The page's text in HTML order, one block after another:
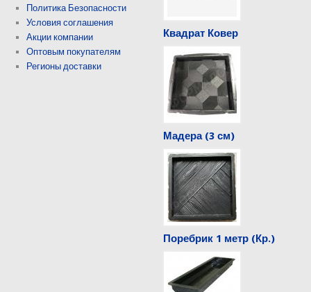
Политика Безопасности
Условия соглашения
Акции компании
Оптовым покупателям
Регионы доставки
Квадрат Ковер
Мадера (3 см)
Поребрик 1 метр (Кр.)